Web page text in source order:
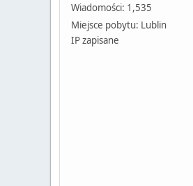
Wiadomości: 1,535
Miejsce pobytu: Lublin
IP zapisane